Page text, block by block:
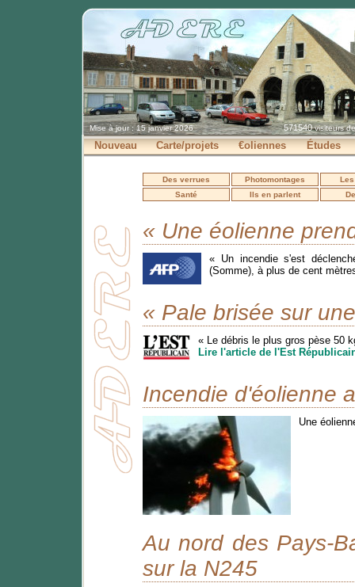
Mise à jour : 15 janvier 2026 571540visiteurs
Nouveau Carte/projets €oliennes Études
Des verrues Photomontages
Santé
Ils en parlent
« Une éolienne
« Un incendie s'est
(Somme), à plus de cent
« Pale brisée sur
« Le débris le plus gros pèse 50
Lire l'article de l'Est
Incendie d'éolienne
Une
Au nord des Pays-
sur la N245